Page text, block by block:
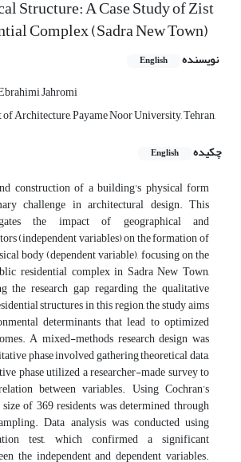
Structure: A Case Study of Zist
Complex (Sadra New Town)
نویسنده English
Jahromi
Architecture, Payame Noor University, Tehran,
چکیده
English
construction of a building's physical form
challenge in architectural design. This
the impact of geographical and
(independent variables) on the formation of
body (dependent variable), focusing on the
residential complex in Sadra New Town,
the research gap regarding the qualitative
structures in this region, the study aims
determinants that lead to optimized
A mixed-methods research design was
phase involved gathering theoretical data,
phase utilized a researcher-made survey to
between variables. Using Cochran’s
of 369 residents was determined through
Data analysis was conducted using
test, which confirmed a significant
the independent and dependent variables.